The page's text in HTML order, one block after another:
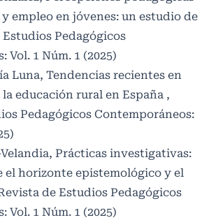
empleo en jóvenes: un estudio de
Pedagógicos
Vol. 1 Núm. 1 (2025)
Luna, Tendencias recientes en
educación rural en España ,
Pedagógicos Contemporáneos:
Prácticas investigativas:
el horizonte epistemológico y el
de Estudios Pedagógicos
Vol. 1 Núm. 1 (2025)